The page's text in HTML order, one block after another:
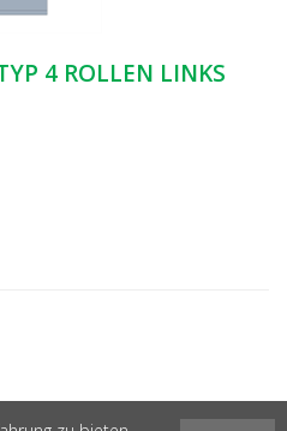
4 ROLLEN LINKS